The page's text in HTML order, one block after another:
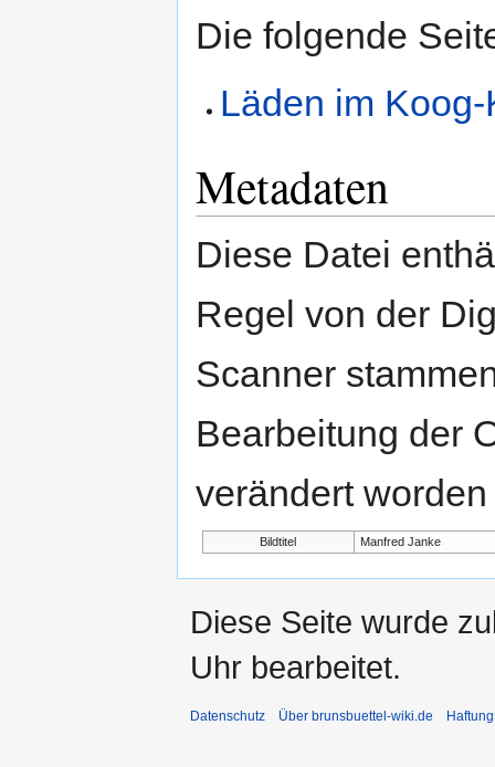
Die folgende
Läden im
Metadaten
Diese Datei
Regel von der
Scanner
Bearbeitung der
verändert
Bildtitel Manfred Janke
Diese Seite wurde
Uhr bearbeitet.
Datenschutz Über brunsbuettel-wiki.de